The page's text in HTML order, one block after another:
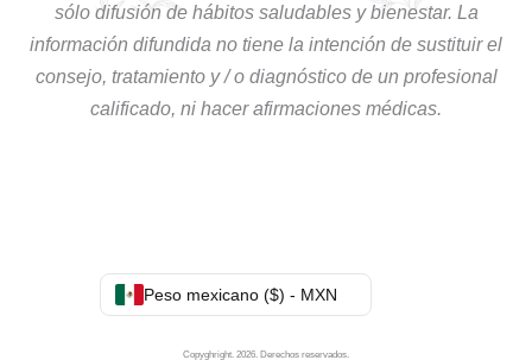
sólo difusión de hábitos saludables y bienestar. La
información difundida no tiene la intención de sustituir el
consejo, tratamiento y / o diagnóstico de un profesional
calificado, ni hacer afirmaciones médicas.
Peso mexicano ($) - MXN
Copyghright. 2026. Derechos reservados.